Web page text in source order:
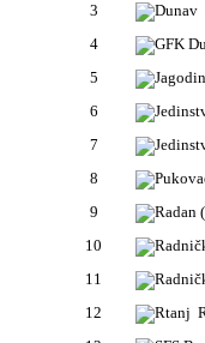
3
4
5
6
7
8
9
10
11
12